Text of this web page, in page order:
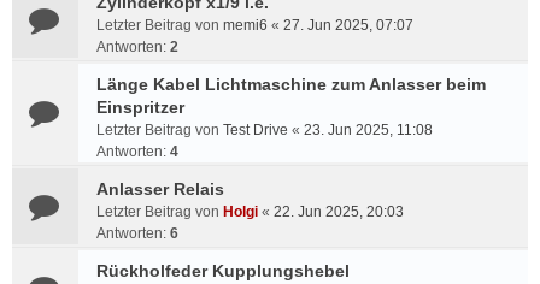
Letzter Beitrag von memi6 « 27. Jun 2025, 07:07
Antworten: 2
Länge Kabel Lichtmaschine zum Anlasser beim
Einspritzer
Letzter Beitrag von Test Drive « 23. Jun 2025, 11:08
Antworten: 4
Anlasser Relais
Letzter Beitrag von Holgi « 22. Jun 2025, 20:03
Antworten: 6
Rückholfeder Kupplungshebel